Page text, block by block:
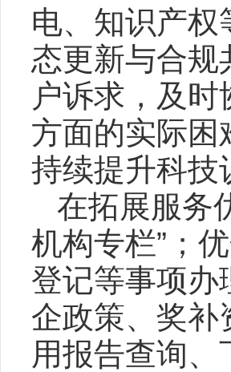
电、知识产权
态更新与合规
户诉求，及
方面的实际困
持续提升科技
在拓展服务
机构专栏”；
登记等事项办
企政策、奖补
用报告查询